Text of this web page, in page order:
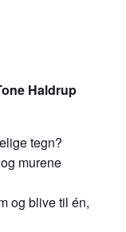
Haldrup
tegn?
murene
og blive til én,